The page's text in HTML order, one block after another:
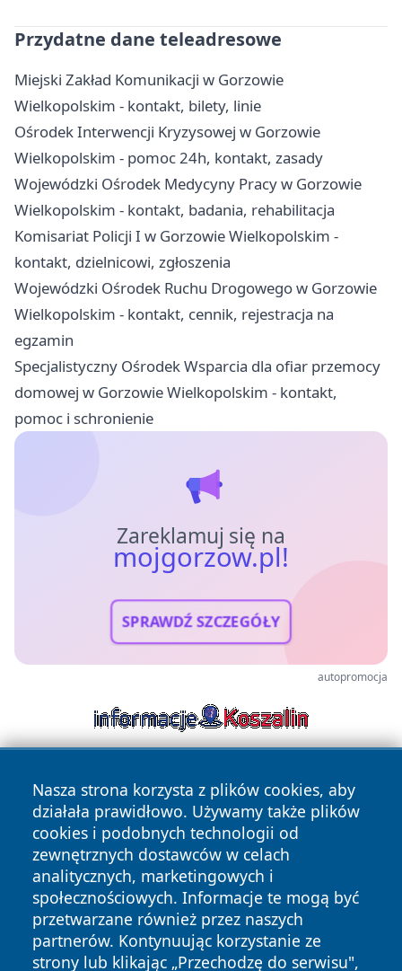
Przydatne dane teleadresowe
Miejski Zakład Komunikacji w Gorzowie
Wielkopolskim - kontakt, bilety, linie
Ośrodek Interwencji Kryzysowej w Gorzowie
Wielkopolskim - pomoc 24h, kontakt, zasady
Wojewódzki Ośrodek Medycyny Pracy w Gorzowie
Wielkopolskim - kontakt, badania, rehabilitacja
Komisariat Policji I w Gorzowie Wielkopolskim -
kontakt, dzielnicowi, zgłoszenia
Wojewódzki Ośrodek Ruchu Drogowego w Gorzowie
Wielkopolskim - kontakt, cennik, rejestracja na
egzamin
Specjalistyczny Ośrodek Wsparcia dla ofiar przemocy
domowej w Gorzowie Wielkopolskim - kontakt,
pomoc i schronienie
Zareklamuj się na
mojgorzow.pl!
SPRAWDŹ SZCZEGÓŁY
autopromocja
Nasza strona korzysta z plików cookies, aby
działała prawidłowo. Używamy także plików
cookies i podobnych technologii od
zewnętrznych dostawców w celach
analitycznych, marketingowych i
społecznościowych. Informacje te mogą być
przetwarzane również przez naszych
partnerów. Kontynuując korzystanie ze
strony lub klikając „Przechodzę do serwisu",
Copyright © 2026 mojgorzow.pl Wszystkie prawa zastrzeżone.
News Autorzy
Polityka
Prywatności
Polityka
Cookies